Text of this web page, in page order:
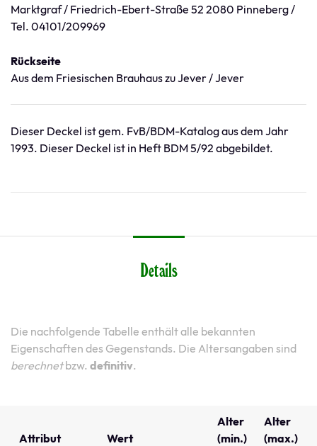
Marktgraf / Friedrich-Ebert-Straße 52 2080 Pinneberg /
Tel. 04101/209969
Rückseite
Aus dem Friesischen Brauhaus zu Jever / Jever
Dieser Deckel ist gem. FvB/BDM-Katalog aus dem Jahr
1993. Dieser Deckel ist in Heft BDM 5/92 abgebildet.
Details
Die nachfolgende Tabelle enthält alle bekannten
Eigenschaften des Gegenstands. Die Altersangaben sind
berechnetbzw. definitiv.
Attribut Wert
Alter
(min.)
Alter
(max.)